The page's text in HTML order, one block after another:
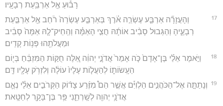
רָב֕וּעַ אֶ֖ל אַרְבַּ֥עַת רְבָעָֽיו׃
17
וְהָעֲזָרָ֞ה אַרְבַּ֧ע עֶשְׂרֵ֣ה אֹ֗רֶךְ בְּאַרְבַּ֤ע עֶשְׂרֵה֙ רֹ֔חַב אֶ֖ל אַרְבַּ֣עַת
רְבָעֶ֑יהָ וְהַגְּבוּל סָבִ֨יב אוֹתָ֜הּ חֲצִ֣י הָאַמָּ֗ה וְהַֽחֵיק־לָ֤הּ אַמָּה֙ סָבִ֔יב
וּמַעֲלֹתֵ֖הוּ פְּנ֥וֹת קָדִֽים׃
18
וַיֹּ֣אמֶר אֵלַ֗י בֶּן־אָדָם֙ כֹּ֤ה אָמַר֙ אֲדֹנָ֣י יְהוִ֔ה אֵ֚לֶּה חֻקּ֣וֹת הַמִּזְבֵּ֔חַ בְּי֖וֹם
הֵעָֽשׂוֹת֑וֹ לְהַעֲל֤וֹת עָלָיו֙ עוֹלָ֔ה וְלִזְרֹ֥ק עָלָ֖יו דָּֽם׃
19
וְנָתַתָּ֣ה אֶל־הַכֹּהֲנִ֣ים הַלְוִיִּ֡ם אֲשֶׁ֣ר הֵם֩ מִזֶּ֨רַע צָד֜וֹק הַקְּרֹבִ֣ים אֵלַ֗י נְאֻ֛ם
אֲדֹנָ֥י יְהוִ֖ה לְשָֽׁרְתֵ֑נִי פַּ֥ר בֶּן־בָּקָ֖ר לְחַטָּֽאת׃